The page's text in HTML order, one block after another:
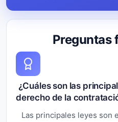
Preguntas
¿Cuáles son las
derecho de la
Las principales leyes son